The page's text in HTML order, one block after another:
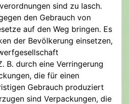
sind zu lasch.
den Gebrauch von
auf den Weg bringen. Es
der Bevölkerung einsetzen,
B. durch eine Verringerung
die für einen
Gebrauch produziert
sind Verpackungen, die